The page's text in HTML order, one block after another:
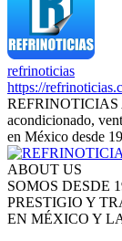
refrinoticias
https://
REFRINOTICIAS
acondicionado,
en México desde
ABOUT US
SOMOS DESDE
PRESTIGIO Y
EN MÉXICO Y